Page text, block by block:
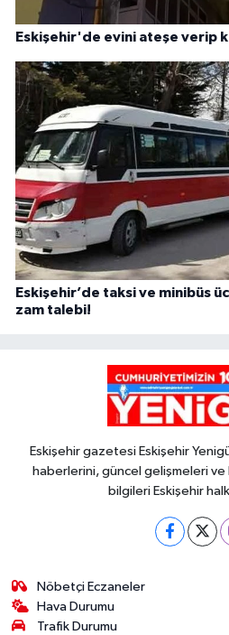
Eskişehir'de evini ateşe verip
Eskişehir’de taksi ve minibüs
zam talebi!
Eskişehir gazetesi Eskişehir
haberlerini, güncel gelişmeleri ve
bilgileri Eskişehir
Nöbetçi Eczaneler
Hava Durumu
Trafik Durumu